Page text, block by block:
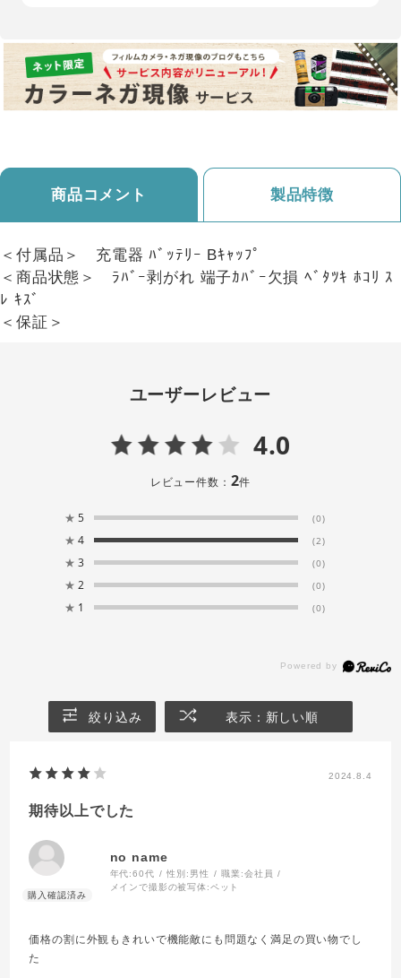
商品コメント 製品特徴
＜付属品＞ 充電器 ﾊﾞｯﾃﾘｰ Bｷｬｯﾌﾟ
＜商品状態＞ ﾗﾊﾞｰ剥がれ 端子ｶﾊﾞｰ欠損 ﾍﾞﾀﾂｷ ﾎｺﾘ ｽ
ﾚ ｷｽﾞ
＜保証＞
ユーザーレビュー
4.0
レビュー件数： 2件
★ 5 (0)
★ 4 (2)
★ 3 (0)
★ 2 (0)
★ 1 (0)
絞り込み 表示：新しい順
2024.8.4
期待以上でした
no name
年代:60代 性別: 男性 職業:会社員
メインで撮影の被写体:ペット
価格の割に外観もきれいで機能敵にも問題なく満足の買い物でし
た